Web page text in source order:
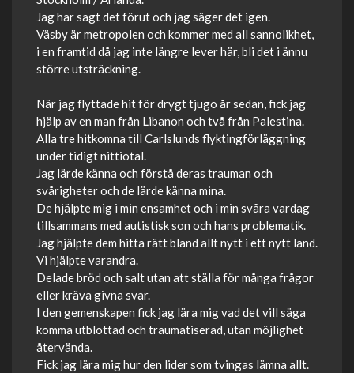
Jag har sagt det förut och jag säger det igen.
Väsby är metropolen och kommer med all sannolikhet,
i en framtid då jag inte längre lever här, bli det i ännu
större utsträckning.
När jag flyttade hit för drygt tjugo år sedan, fick jag
hjälp av en man från Libanon och två från Palestina.
Alla tre hitkomna till Carlslunds flyktingförläggning
under tidigt nittiotal.
Jag lärde känna och förstå deras trauman och
svårigheter och de lärde känna mina.
De hjälpte mig i min ensamhet och i min svåra vardag
tillsammans med autistisk son och hans problematik.
Jag hjälpte dem hitta rätt bland allt nytt i ett nytt land.
Vi hjälpte varandra.
Delade bröd och salt utan att ställa för många frågor
eller kräva givna svar.
I den gemenskapen fick jag lära mig vad det vill säga
komma utblottad och traumatiserad, utan möjlighet
återvända.
Fick jag lära mig hur den lider som tvingas lämna allt.